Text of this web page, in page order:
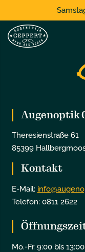
Augenoptik
Theresienstraße 61
85399
Kontakt
E-Mail:
Telefon: 0811 2622
Mo.-Fr. 9:00 bis